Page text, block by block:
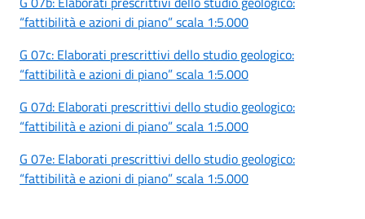
“fattibilità e azioni di piano” scala 1:5.000
G 07c: Elaborati prescrittivi dello studio geologico:
“fattibilità e azioni di piano” scala 1:5.000
G 07d: Elaborati prescrittivi dello studio geologico:
“fattibilità e azioni di piano” scala 1:5.000
G 07e: Elaborati prescrittivi dello studio geologico:
“fattibilità e azioni di piano” scala 1:5.000